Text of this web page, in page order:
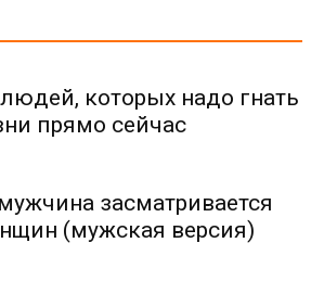
которых надо гнать
прямо сейчас
засматривается
(мужская версия)